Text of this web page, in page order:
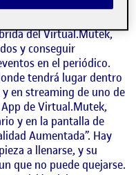
del Virtual.Mutek,
y conseguir
en el periódico.
tendrá lugar dentro
en streaming de uno de
de Virtual.Mutek,
y en la pantalla de
Aumentada”. Hay
a llenarse, y su
que no puede quejarse.